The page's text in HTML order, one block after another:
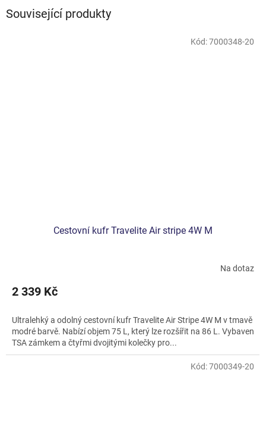
Související produkty
Cestovní kufr Travelite Air stripe 4W M
Na dotaz
2 339 Kč
Ultralehký a odolný cestovní kufr Travelite Air Stripe 4W M v tmavě
modré barvě. Nabízí objem 75 L, který lze rozšířit na 86 L. Vybaven
TSA zámkem a čtyřmi dvojitými kolečky pro...
Kód:7000348-20
Kód:7000349-20